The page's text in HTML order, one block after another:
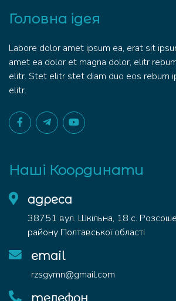
Головна ідея
Labore dolor amet ipsum ea, erat sit
amet ea dolor et magna dolor, elitr
elitr. Stet elitr stet diam duo eos rebum
elitr.
Наші Координати
адреса
38751 вул. Шкільна, 18 с.
району Полтавської області
email
rzsgymn@gmail.com